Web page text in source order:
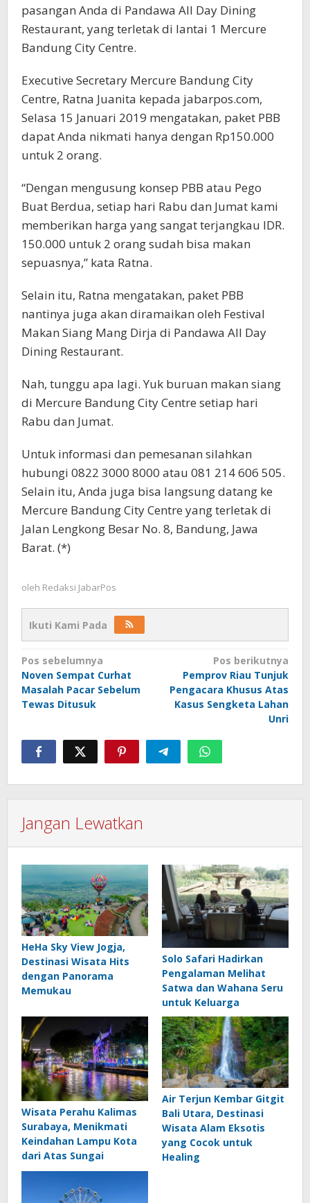
pasangan Anda di Pandawa All Day Dining
Restaurant, yang terletak di lantai 1 Mercure
Bandung City Centre.
Executive Secretary Mercure Bandung City
Centre, Ratna Juanita kepada jabarpos.com,
Selasa 15 Januari 2019 mengatakan, paket PBB
dapat Anda nikmati hanya dengan Rp150.000
untuk 2 orang.
“Dengan mengusung konsep PBB atau Pego
Buat Berdua, setiap hari Rabu dan Jumat kami
memberikan harga yang sangat terjangkau IDR.
150.000 untuk 2 orang sudah bisa makan
sepuasnya,” kata Ratna.
Selain itu, Ratna mengatakan, paket PBB
nantinya juga akan diramaikan oleh Festival
Makan Siang Mang Dirja di Pandawa All Day
Dining Restaurant.
Nah, tunggu apa lagi. Yuk buruan makan siang
di Mercure Bandung City Centre setiap hari
Rabu dan Jumat.
Untuk informasi dan pemesanan silahkan
hubungi 0822 3000 8000 atau 081 214 606 505.
Selain itu, Anda juga bisa langsung datang ke
Mercure Bandung City Centre yang terletak di
Jalan Lengkong Besar No. 8, Bandung, Jawa
Barat. (*)
oleh Redaksi JabarPos
Ikuti Kami Pada
Navigasi
pos
Pos sebelumnya
Noven Sempat Curhat
Masalah Pacar Sebelum
Tewas Ditusuk
Pos berikutnya
Pemprov Riau Tunjuk
Pengacara Khusus Atas
Kasus Sengketa Lahan
Unri
Jangan Lewatkan
HeHa Sky View Jogja,
Destinasi Wisata Hits
dengan Panorama
Memukau
Solo Safari Hadirkan
Pengalaman Melihat
Satwa dan Wahana Seru
untuk Keluarga
Wisata Perahu Kalimas
Surabaya, Menikmati
Keindahan Lampu Kota
dari Atas Sungai
Air Terjun Kembar Gitgit
Bali Utara, Destinasi
Wisata Alam Eksotis
yang Cocok untuk
Healing